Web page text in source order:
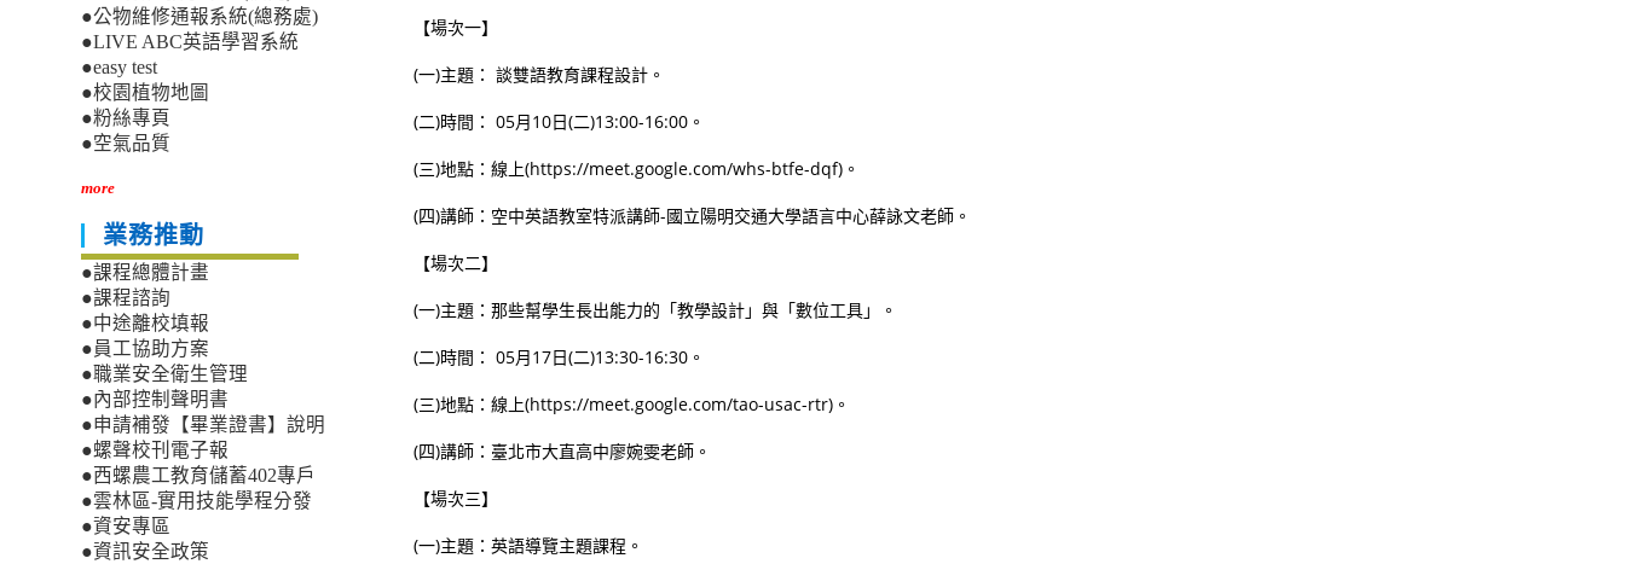
【場次一】
(一)主題： 談雙語教育課程設計。
(二)時間： 05月10日(二)13:00-16:00。
(三)地點：線上(https://meet.google.com/whs-btfe-dqf)。
(四)講師：空中英語教室特派講師-國立陽明交通大學語言中心薛詠文老師。
【場次二】
(一)主題：那些幫學生長出能力的「教學設計」與「數位工具」。
(二)時間： 05月17日(二)13:30-16:30。
(三)地點：線上(https://meet.google.com/tao-usac-rtr)。
(四)講師：臺北市大直高中廖婉雯老師。
【場次三】
(一)主題：英語導覽主題課程。
●公物維修通報系統(總務處)
●LIVE ABC英語學習系統
●easy test
●校園植物地圖
●粉絲專頁
●空氣品質
more
業務推動
●課程總體計畫
●課程諮詢
●中途離校填報
●員工協助方案
●職業安全衛生管理
●內部控制聲明書
●申請補發【畢業證書】說明
●螺聲校刊電子報
●西螺農工教育儲蓄402專戶
●雲林區-實用技能學程分發
●資安專區
●資訊安全政策